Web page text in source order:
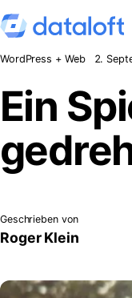
Zum Inhalt springen
WordPress + Web 2.
Ein
Geschrieben von
Roger Klein